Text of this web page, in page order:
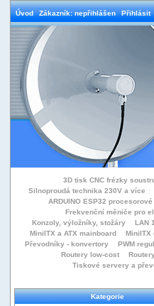
Úvod Zákazník: nepřihlášen Přihlásit
3D tisk CNC frézky
Silnoproudá technika 230V a více
ARDUINO ESP32
Frekvenční měniče pro
Konzoly, výložníky, stožáry
LAN
MiniITX a ATX mainboard
Převodníky - konvertory
PWM
Routery low-cost
Tiskové servery a
Kategorie